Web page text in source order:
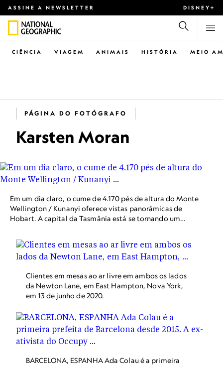
ASSINE A NEWSLETTER DISNEY+
CIÊNCIA VIAGEM ANIMAIS HISTÓRIA MEIO
PÁGINA DO FOTÓGRAFO
Karsten Moran
Em um dia claro, o cume de 4.170 pés de altura do Monte
Wellington / Kunanyi oferece vistas panorâmicas de
Hobart. A capital da Tasmânia está se tornando um
clima cada vez mais quente.
Clientes em mesas ao ar livre em ambos os lados
da Newton Lane, em East Hampton, Nova York,
em 13 de junho de 2020.
BARCELONA, ESPANHA Ada Colau é a primeira